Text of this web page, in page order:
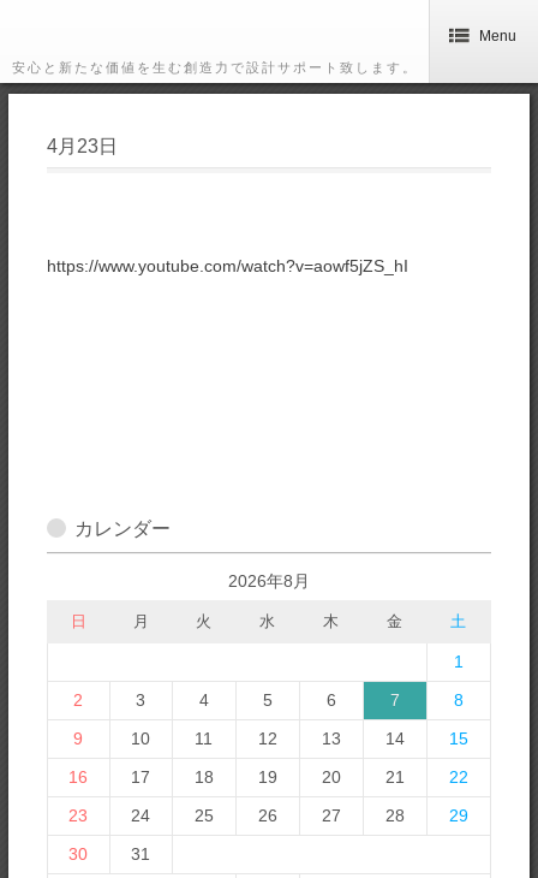
安心と新たな価値を生む創造力で設計サポート致します。
Menu
4月23日
https://www.youtube.com/watch?v=aowf5jZS_hI
カレンダー
2026年8月
日 月 火 水 木 金 土
1
2
3 4 5 6 7
8
9
10 11 12 13 14
15
16
17 18 19 20 21
22
23
24 25 26 27 28
29
30
31